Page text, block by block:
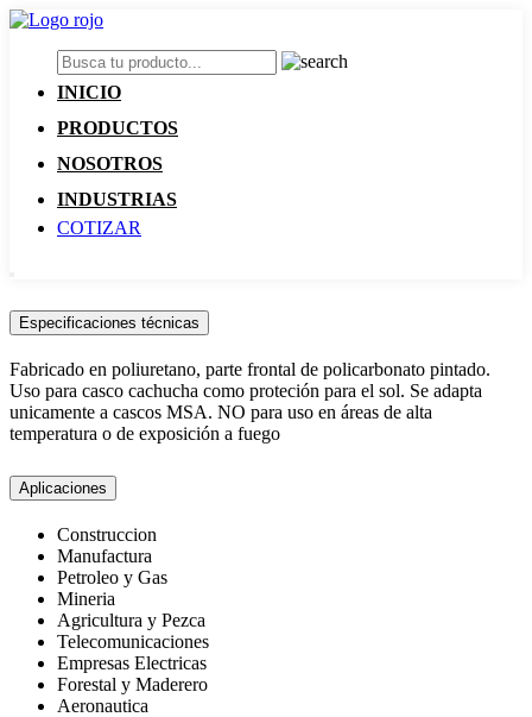
INICIO
PRODUCTOS
NOSOTROS
INDUSTRIAS
COTIZAR
Especificaciones técnicas
Fabricado en poliuretano, parte frontal de policarbonato pintado.
Uso para casco cachucha como proteción para el sol. Se adapta
unicamente a cascos MSA. NO para uso en áreas de alta
temperatura o de exposición a fuego
Aplicaciones
Construccion
Manufactura
Petroleo y Gas
Mineria
Agricultura y Pezca
Telecomunicaciones
Empresas Electricas
Forestal y Maderero
Aeronautica